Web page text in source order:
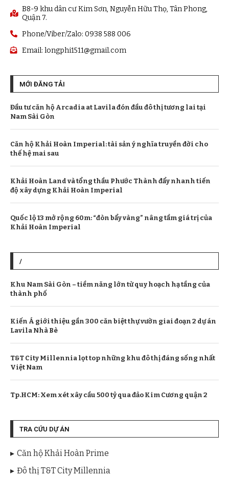
B8-9 khu dân cư Kim Sơn, Nguyễn Hữu Thọ, Tân Phong,
Quận 7.
Phone/Viber/Zalo: 0938 588 006
Email: longphi1511@gmail.com
MỚI ĐĂNG TẢI
Đầu tư căn hộ Arcadia at Lavila đón đầu đô thị tương lai tại
Nam Sài Gòn
Căn hộ Khải Hoàn Imperial: tài sản ý nghĩa truyền đời cho
thế hệ mai sau
Khải Hoàn Land và tổng thầu Phước Thành đẩy nhanh tiến
độ xây dựng Khải Hoàn Imperial
Quốc lộ 13 mở rộng 60m: “đòn bẩy vàng” nâng tầm giá trị của
Khải Hoàn Imperial
/
Khu Nam Sài Gòn – tiềm năng lớn từ quy hoạch hạ tầng của
thành phố
Kiến Á giới thiệu gần 300 căn biệt thự vườn giai đoạn 2 dự án
Lavila Nhà Bè
T&T City Millennia lọt top những khu đô thị đáng sống nhất
Việt Nam
Tp.HCM: Xem xét xây cầu 500 tỷ qua đảo Kim Cương quận 2
TRA CỨU DỰ ÁN
Căn hộ Khải Hoàn Prime
Đô thị T&T City Millennia